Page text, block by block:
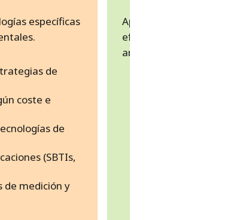
específicas
de
coste e
de
(SBTIs,
de medición y
Aplicamos las
eficientes para reducir
ambientales.